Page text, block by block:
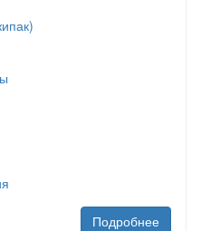
Подробнее